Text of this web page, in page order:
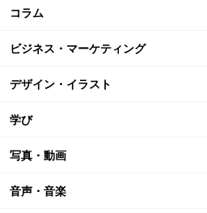
コラム
ビジネス・マーケティング
デザイン・イラスト
学び
写真・動画
音声・音楽